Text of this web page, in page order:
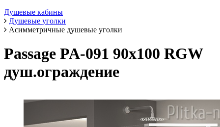
Душевые кабины
Душевые уголки
Асимметричные душевые уголки
Passage PA-091 90х100 RGW
душ.ограждение